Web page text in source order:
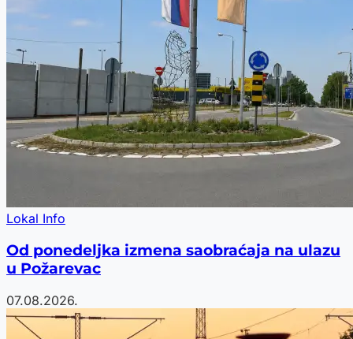
Lokal Info
Od ponedeljka izmena saobraćaja na ulazu
u Požarevac
07.08.2026.